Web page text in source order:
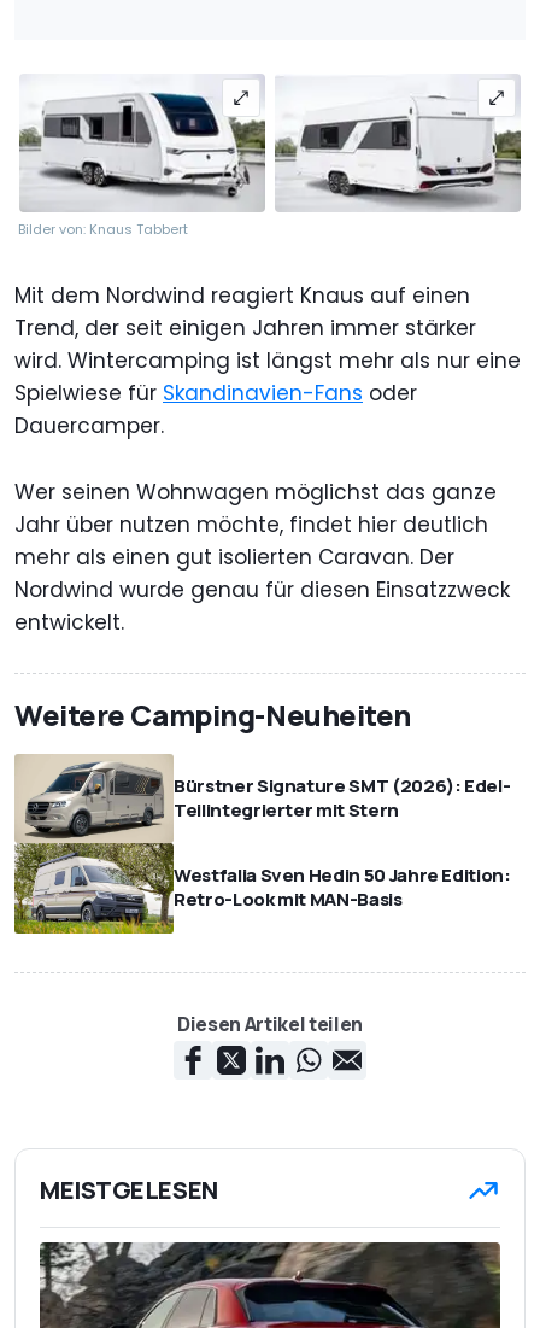
Bilder von: Knaus Tabbert
Mit dem Nordwind reagiert Knaus auf einen
Trend, der seit einigen Jahren immer stärker
wird. Wintercamping ist längst mehr als nur eine
Spielwiese für Skandinavien-Fans oder
Dauercamper.
Wer seinen Wohnwagen möglichst das ganze
Jahr über nutzen möchte, findet hier deutlich
mehr als einen gut isolierten Caravan. Der
Nordwind wurde genau für diesen Einsatzzweck
entwickelt.
Weitere Camping-Neuheiten
Bürstner Signature SMT (2026): Edel-
Teilintegrierter mit Stern
Westfalia Sven Hedin 50 Jahre Edition:
Retro-Look mit MAN-Basis
Diesen Artikel teilen
MEISTGELESEN